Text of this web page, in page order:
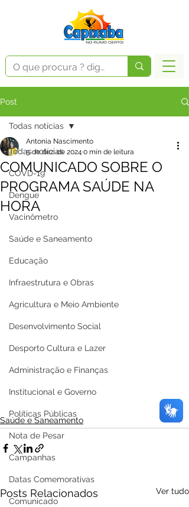
Post
Todas notícias
COVD-19
Dengue
Vacinômetro
Saúde e Saneamento
Educação
Infraestrutura e Obras
Agricultura e Meio Ambiente
Desenvolvimento Social
Desporto Cultura e Lazer
Administração e Finanças
Institucional e Governo
Políticas Públicas
Nota de Pesar
Campanhas
Datas Comemorativas
Comunicado
Todas notícias
COMUNICADO SOBRE O
PROGRAMA SAÚDE NA
HORA
Antonia Nascimento
5 de dez. de 2024 0 min de leitura
Saúde e Saneamento
Posts Relacionados Ver tudo